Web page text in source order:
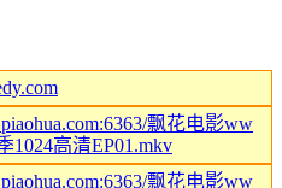
飘花电影ww
1024高清EP01.mkv
飘花电影ww